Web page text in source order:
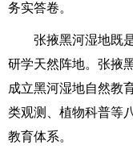
务实答卷。
张掖黑河湿地既是
研学天然阵地。张掖
成立黑河湿地自然教
类观测、植物科普等
教育体系。